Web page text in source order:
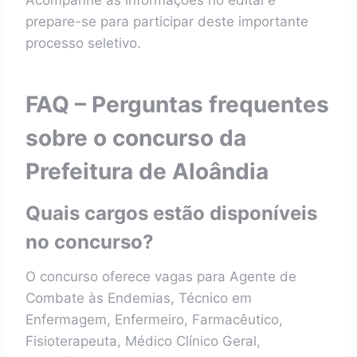
prepare-se para participar deste importante
processo seletivo.
FAQ – Perguntas frequentes
sobre o concurso da
Prefeitura de Aloândia
Quais cargos estão disponíveis
no concurso?
O concurso oferece vagas para Agente de
Combate às Endemias, Técnico em
Enfermagem, Enfermeiro, Farmacêutico,
Fisioterapeuta, Médico Clínico Geral,